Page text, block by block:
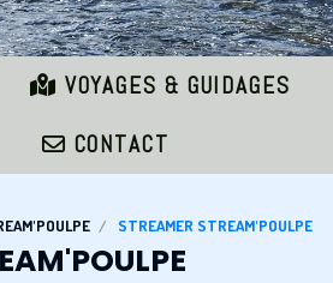
VOYAGES & GUIDAGES
CONTACT
STREAMER STREAM'POULPE